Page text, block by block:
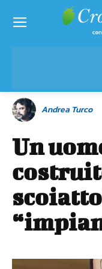
Andrea Turco
Un